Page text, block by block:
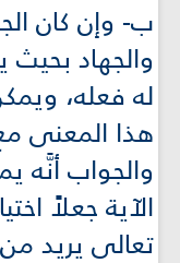
ب- وإن كان
والجهاد بحيث
له فعله،
هذا المعنى
والجواب أنَّه
الآية جعلاً
تعالى يريد